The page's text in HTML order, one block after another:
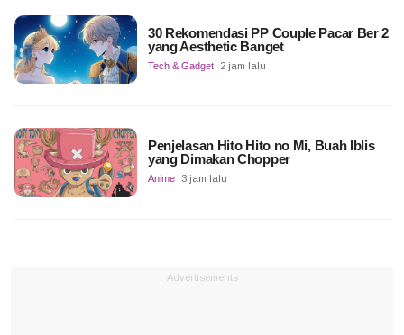
30 Rekomendasi PP Couple Pacar Ber 2
yang Aesthetic Banget
Tech & Gadget 2 jam lalu
Penjelasan Hito Hito no Mi, Buah Iblis
yang Dimakan Chopper
Anime 3 jam lalu
Advertisements